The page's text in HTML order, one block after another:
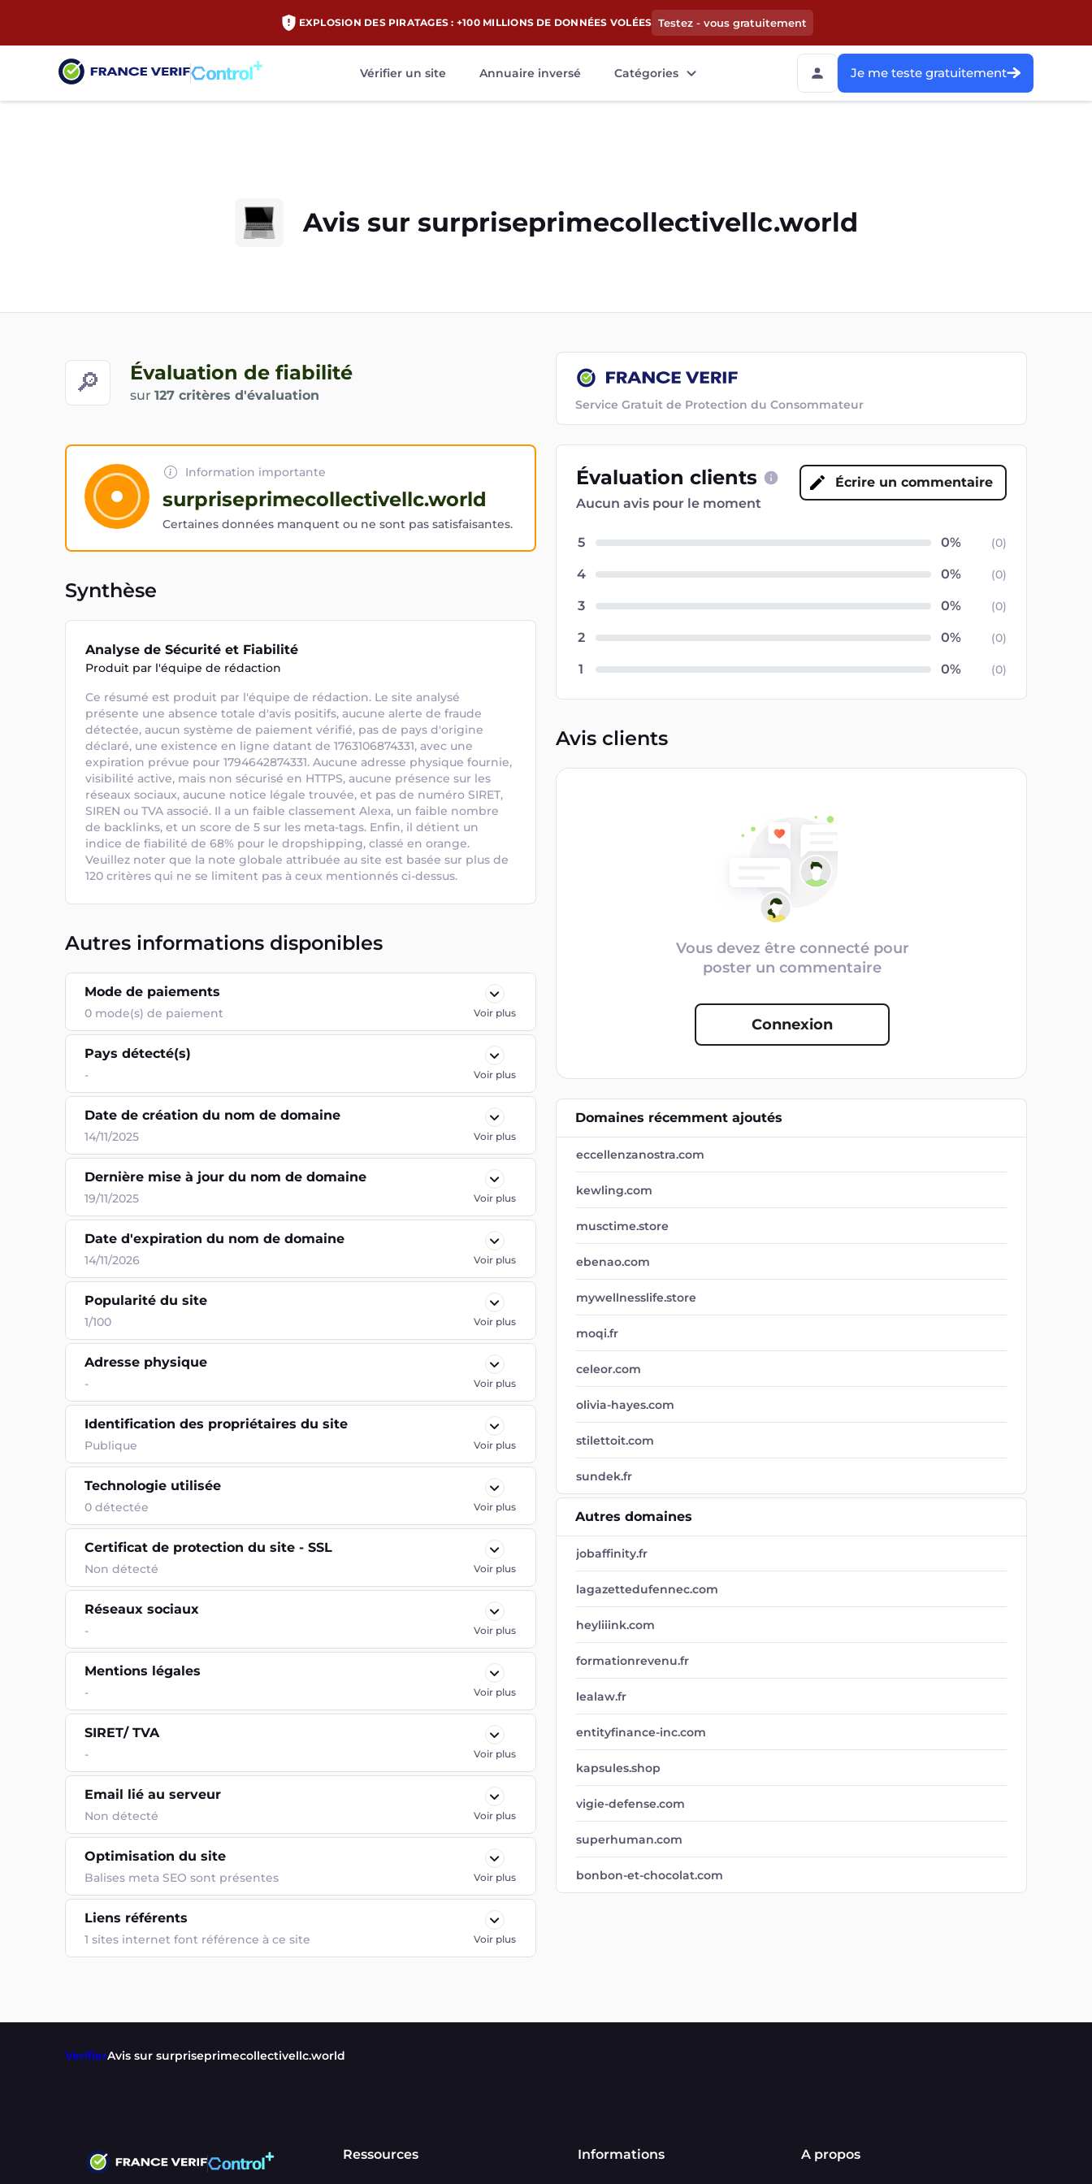
EXPLOSION DES PIRATAGES : +100 MILLIONS DE DONNÉES VOLÉES Testez - vous gratuitement
Vérifier un site Annuaire inversé Catégories Je me teste gratuitement
Avis sur surpriseprimecollectivellc.world
🔎 Évaluation de fiabilité
sur 127 critères d'évaluation
Service Gratuit de Protection du Consommateur
Information importante
surpriseprimecollectivellc.world
Certaines données manquent ou ne sont pas satisfaisantes.
Synthèse
Analyse de Sécurité et Fiabilité
Produit par l'équipe de rédaction
Ce résumé est produit par l'équipe de rédaction. Le site analysé
présente une absence totale d'avis positifs, aucune alerte de fraude
détectée, aucun système de paiement vérifié, pas de pays d'origine
déclaré, une existence en ligne datant de 1763106874331, avec une
expiration prévue pour 1794642874331. Aucune adresse physique fournie,
visibilité active, mais non sécurisé en HTTPS, aucune présence sur les
réseaux sociaux, aucune notice légale trouvée, et pas de numéro SIRET,
SIREN ou TVA associé. Il a un faible classement Alexa, un faible nombre
de backlinks, et un score de 5 sur les meta-tags. Enfin, il détient un
indice de fiabilité de 68% pour le dropshipping, classé en orange.
Veuillez noter que la note globale attribuée au site est basée sur plus de
120 critères qui ne se limitent pas à ceux mentionnés ci-dessus.
Autres informations disponibles
Mode de paiements
0 mode(s) de paiement Voir plus
Pays détecté(s)
- Voir plus
Date de création du nom de domaine
14/11/2025 Voir plus
Dernière mise à jour du nom de domaine
19/11/2025 Voir plus
Date d'expiration du nom de domaine
14/11/2026 Voir plus
Popularité du site
1/100 Voir plus
Adresse physique
- Voir plus
Identification des propriétaires du site
Publique Voir plus
Technologie utilisée
0 détectée Voir plus
Certificat de protection du site - SSL
Non détecté Voir plus
Réseaux sociaux
- Voir plus
Mentions légales
- Voir plus
SIRET/ TVA
- Voir plus
Email lié au serveur
Non détecté Voir plus
Optimisation du site
Balises meta SEO sont présentes Voir plus
Liens référents
1 sites internet font référence à ce site Voir plus
Évaluation clients
Aucun avis pour le moment
Écrire un commentaire
5 (0)
4 (0)
3 (0)
2 (0)
1 (0)
Avis clients
Vous devez être connecté pour
poster un commentaire
Connexion
Domaines récemment ajoutés
eccellenzanostra.com
kewling.com
musctime.store
ebenao.com
mywellnesslife.store
moqi.fr
celeor.com
olivia-hayes.com
stilettoit.com
sundek.fr
Autres domaines
jobaffinity.fr
lagazettedufennec.com
heyliiink.com
formationrevenu.fr
lealaw.fr
entityfinance-inc.com
kapsules.shop
vigie-defense.com
superhuman.com
bonbon-et-chocolat.com
VerifierAvis sur surpriseprimecollectivellc.world
Ressources Informations A propos